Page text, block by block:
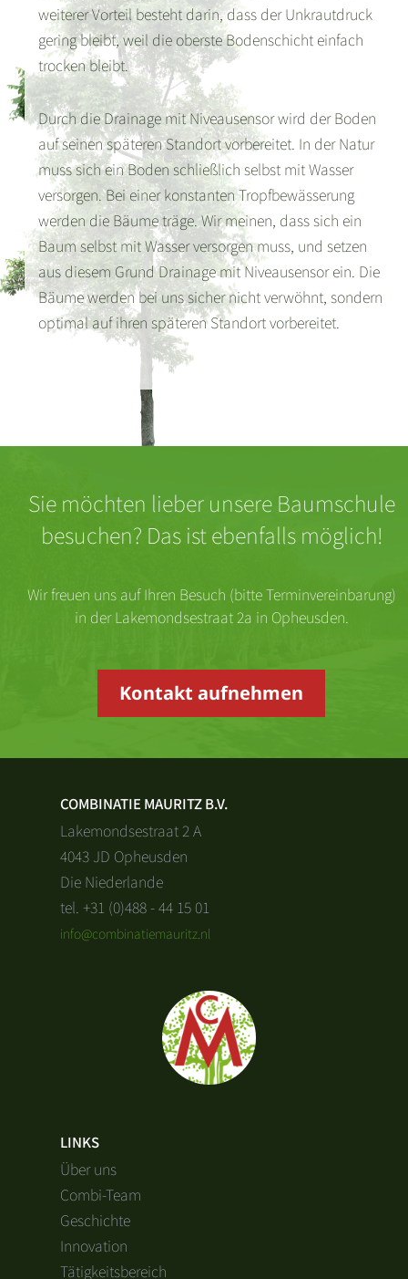
weiterer Vorteil besteht darin, dass der Unkrautdruck
gering bleibt, weil die oberste Bodenschicht einfach
trocken bleibt.
Durch die Drainage mit Niveausensor wird der Boden
auf seinen späteren Standort vorbereitet. In der Natur
muss sich ein Boden schließlich selbst mit Wasser
versorgen. Bei einer konstanten Tropfbewässerung
werden die Bäume träge. Wir meinen, dass sich ein
Baum selbst mit Wasser versorgen muss, und setzen
aus diesem Grund Drainage mit Niveausensor ein. Die
Bäume werden bei uns sicher nicht verwöhnt, sondern
optimal auf ihren späteren Standort vorbereitet.
Sie möchten lieber unsere Baumschule
besuchen? Das ist ebenfalls möglich!
Wir freuen uns auf Ihren Besuch (bitte Terminvereinbarung)
in der Lakemondsestraat 2a in Opheusden.
Kontakt aufnehmen
COMBINATIE MAURITZ B.V.
Lakemondsestraat 2 A
4043 JD Opheusden
Die Niederlande
tel. +31 (0)488 - 44 15 01
info@combinatiemauritz.nl
LINKS
Über uns
Combi-Team
Geschichte
Innovation
Tätigkeitsbereich